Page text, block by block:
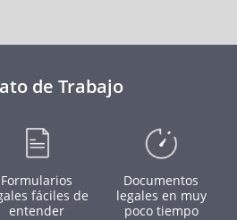
de Trabajo
Formularios
fáciles de
entender
Documentos
legales en muy
poco tiempo